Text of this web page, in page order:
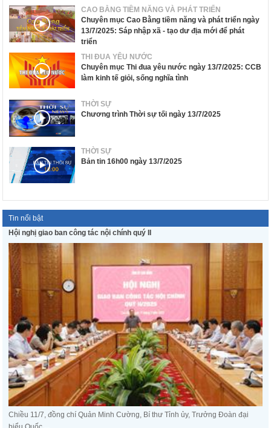
CAO BẰNG TIỀM NĂNG VÀ PHÁT TRIỂN
Chuyên mục Cao Bằng tiềm năng và phát triển ngày
13/7/2025: Sáp nhập xã - tạo dư địa mới để phát
triển
THI ĐUA YÊU NƯỚC
Chuyên mục Thi đua yêu nước ngày 13/7/2025: CCB
làm kinh tế giỏi, sống nghĩa tình
THỜI SỰ
Chương trình Thời sự tối ngày 13/7/2025
THỜI SỰ
Bản tin 16h00 ngày 13/7/2025
Tin nổi bật
Hội nghị giao ban công tác nội chính quý II
Chiều 11/7, đồng chí Quản Minh Cường, Bí thư Tỉnh ủy, Trưởng Đoàn đại